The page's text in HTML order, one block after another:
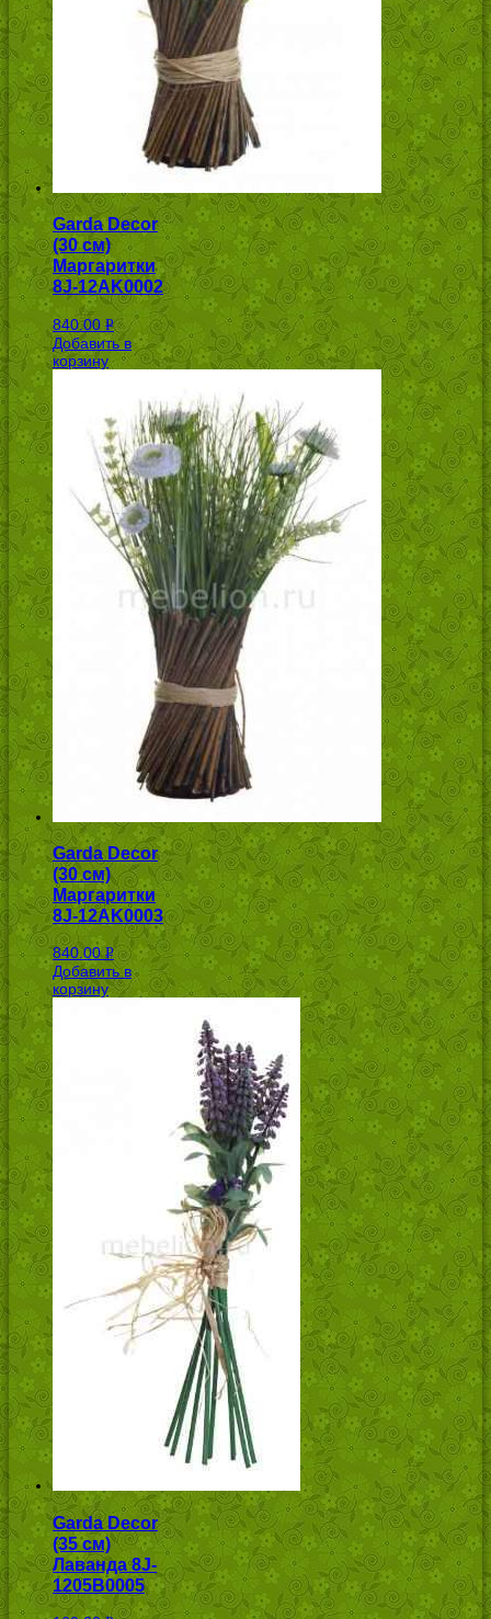
Garda Decor
(30 см)
Маргаритки
8J-12AK0002
840.00Р
УБ.
Добавить в
корзину
Garda Decor
(30 см)
Маргаритки
8J-12AK0003
840.00Р
УБ.
Добавить в
корзину
Garda Decor
(35 см)
Лаванда 8J-
1205B0005